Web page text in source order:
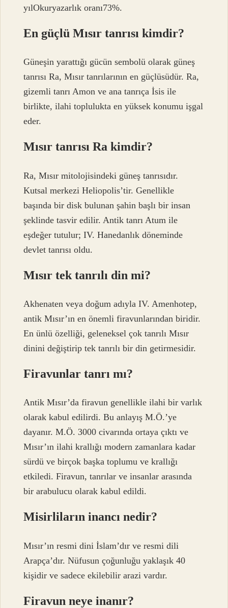
yılOkuryazarlık oranı73%.
En güçlü Mısır tanrısı kimdir?
Güneşin yarattığı gücün sembolü olarak güneş
tanrısı Ra, Mısır tanrılarının en güçlüsüdür. Ra,
gizemli tanrı Amon ve ana tanrıça İsis ile
birlikte, ilahi toplulukta en yüksek konumu işgal
eder.
Mısır tanrısı Ra kimdir?
Ra, Mısır mitolojisindeki güneş tanrısıdır.
Kutsal merkezi Heliopolis’tir. Genellikle
başında bir disk bulunan şahin başlı bir insan
şeklinde tasvir edilir. Antik tanrı Atum ile
eşdeğer tutulur; IV. Hanedanlık döneminde
devlet tanrısı oldu.
Mısır tek tanrılı din mi?
Akhenaten veya doğum adıyla IV. Amenhotep,
antik Mısır’ın en önemli firavunlarından biridir.
En ünlü özelliği, geleneksel çok tanrılı Mısır
dinini değiştirip tek tanrılı bir din getirmesidir.
Firavunlar tanrı mı?
Antik Mısır’da firavun genellikle ilahi bir varlık
olarak kabul edilirdi. Bu anlayış M.Ö.’ye
dayanır. M.Ö. 3000 civarında ortaya çıktı ve
Mısır’ın ilahi krallığı modern zamanlara kadar
sürdü ve birçok başka toplumu ve krallığı
etkiledi. Firavun, tanrılar ve insanlar arasında
bir arabulucu olarak kabul edildi.
Misirliların inancı nedir?
Mısır’ın resmi dini İslam’dır ve resmi dili
Arapça’dır. Nüfusun çoğunluğu yaklaşık 40
kişidir ve sadece ekilebilir arazi vardır.
Firavun neye inanır?